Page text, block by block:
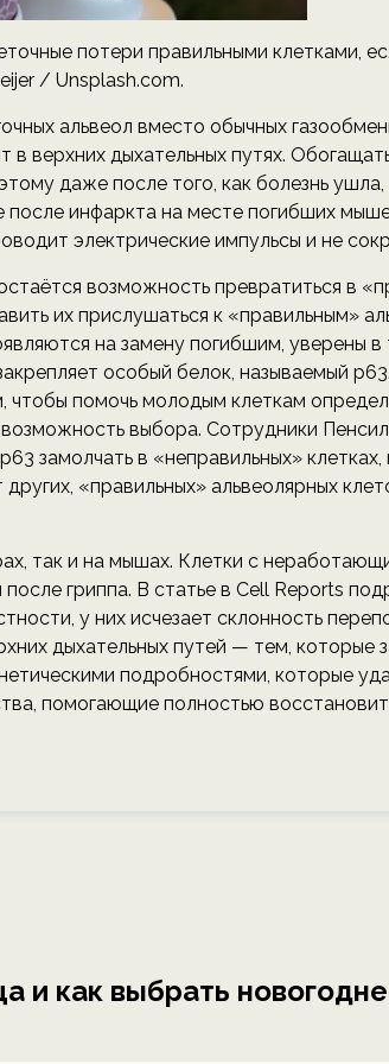
потери правильными клетками,
/ Unsplash.com.
альвеол вместо обычных
в верхних дыхательных путях.
даже после того, как болезнь
инфаркта на месте погибших
электрические импульсы и не
возможность превратиться в
их прислушаться к «правильным»
на замену погибшим, уверены в
особый белок, называемый
чтобы помочь молодым клеткам
выбора. Сотрудники
замолчать в «неправильных»
«правильных» альвеолярных
так и на мышах. Клетки с
гриппа. В статье в Cell Reports
у них исчезает склонность
дыхательных путей — тем, которые
подробностями, которые
помогающие полностью
и как выбрать